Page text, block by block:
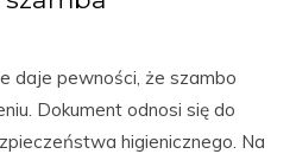
daje pewności, że szambo
Dokument odnosi się do
higienicznego. Na